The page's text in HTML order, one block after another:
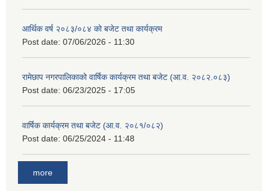
आर्थिक वर्ष २०८३/०८४ को बजेट तथा कार्यक्रम
Post date: 07/06/2026 - 11:30
रामेछाप नगरपालिकाको वार्षिक कार्यक्रम तथा बजेट (आ.व. २०८२.०८३)
Post date: 06/23/2025 - 17:05
वार्षिक कार्यक्रम तथा बजेट (आ.व. २०८१/०८२)
Post date: 06/25/2024 - 11:48
more